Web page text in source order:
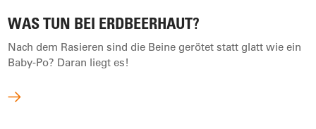
WAS TUN BEI ERDBEERHAUT?
Nach dem Rasieren sind die Beine gerötet statt glatt wie ein
Baby-Po? Daran liegt es!